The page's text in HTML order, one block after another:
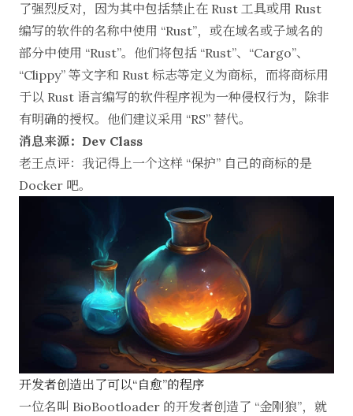
了强烈反对，因为其中包括禁止在 Rust 工具或用 Rust
编写的软件的名称中使用 “Rust”，或在域名或子域名的
部分中使用 “Rust”。他们将包括 “Rust”、“Cargo”、
“Clippy” 等文字和 Rust 标志等定义为商标，而将商标用
于以 Rust 语言编写的软件程序视为一种侵权行为，除非
有明确的授权。他们建议采用 “RS” 替代。
消息来源：Dev Class
老王点评：我记得上一个这样 “保护” 自己的商标的是
Docker 吧。
开发者创造出了可以“自愈”的程序
一位名叫 BioBootloader 的开发者创造了 “金刚狼”，就